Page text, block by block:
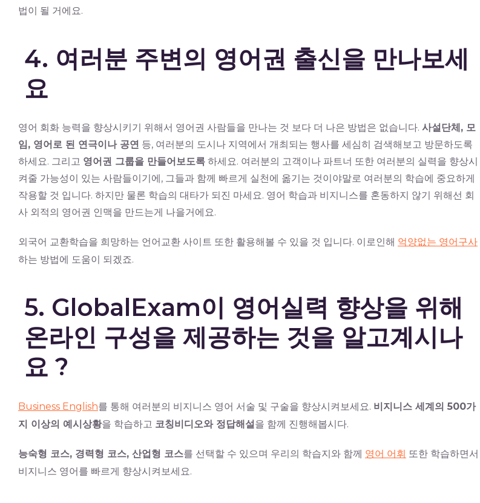
법이 될 거에요.
4. 여러분 주변의 영어권 출신을 만나보세
요
영어 회화 능력을 향상시키기 위해서 영어권 사람들을 만나는 것 보다 더 나은 방법은 없습니다. 사설단체, 모
임, 영어로 된 연극이나 공연 등, 여러분의 도시나 지역에서 개최되는 행사를 세심히 검색해보고 방문하도록
하세요. 그리고 영어권 그룹을 만들어보도록 하세요. 여러분의 고객이나 파트너 또한 여러분의 실력을 향상시
켜줄 가능성이 있는 사람들이기에, 그들과 함께 빠르게 실천에 옮기는 것이야말로 여러분의 학습에 중요하게
작용할 것 입니다. 하지만 물론 학습의 대타가 되진 마세요. 영어 학습과 비지니스를 혼동하지 않기 위해선 회
사 외적의 영어권 인맥을 만드는게 나을거에요.
외국어 교환학습을 희망하는 언어교환 사이트 또한 활용해볼 수 있을 것 입니다. 이로인해 억양없는 영어구사
하는 방법에 도움이 되겠죠.
5. GlobalExam이 영어실력 향상을 위해
온라인 구성을 제공하는 것을 알고계시나
요 ?
Business English를 통해 여러분의 비지니스 영어 서술 및 구술을 향상시켜보세요. 비지니스 세계의 500가
지 이상의 예시상황을 학습하고 코칭비디오와 정답해설을 함께 진행해봅시다.
능숙형 코스, 경력형 코스, 산업형 코스를 선택할 수 있으며 우리의 학습지와 함께 영어 어휘 또한 학습하면서
비지니스 영어를 빠르게 향상시켜보세요.